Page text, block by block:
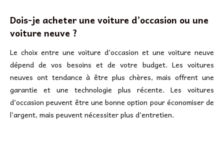
Dois-je acheter une voiture d’occasion ou une
voiture neuve ?
Le choix entre une voiture d’occasion et une voiture neuve
dépend de vos besoins et de votre budget. Les voitures
neuves ont tendance à être plus chères, mais offrent une
garantie et une technologie plus récente. Les voitures
d’occasion peuvent être une bonne option pour économiser de
l’argent, mais peuvent nécessiter plus d’entretien.